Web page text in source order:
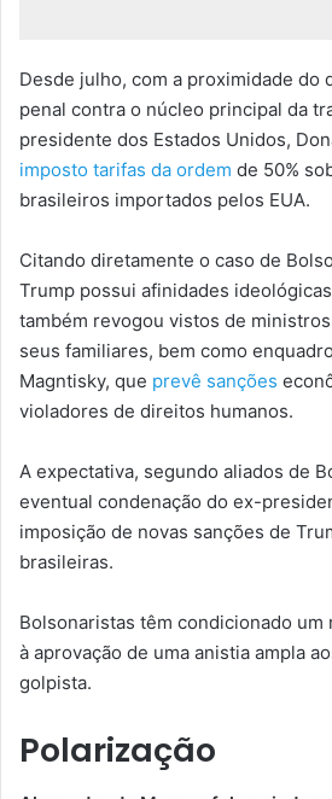
Desde julho, com a proximidade do
penal contra o núcleo principal da
presidente dos Estados Unidos,
imposto tarifas da ordem de 50%
brasileiros importados pelos EUA.
Citando diretamente o caso de
Trump possui afinidades
também revogou vistos de
seus familiares, bem como
Magntisky, que prevê sanções
violadores de direitos humanos.
A expectativa, segundo aliados de
eventual condenação do ex-
imposição de novas sanções de
brasileiras.
Bolsonaristas têm condicionado um
à aprovação de uma anistia ampla
golpista.
Polarização